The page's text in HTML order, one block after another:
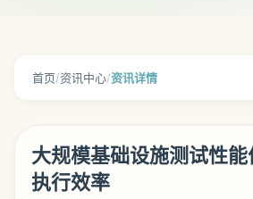
首页/资讯中心/资讯详情
大规模基础设施测试性
执行效率